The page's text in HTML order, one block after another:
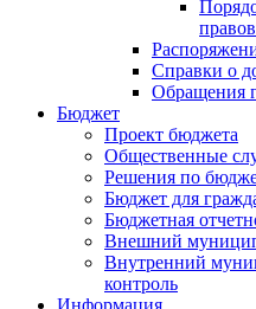
Справки о
Обращения
Бюджет
Проект бюджета
Общественные
Решения по
Бюджет для
Бюджетная
Внешний
Внутренний
контроль
Информация